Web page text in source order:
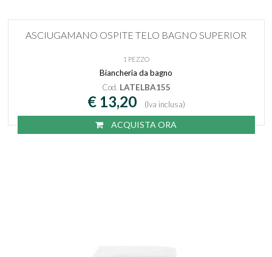
ASCIUGAMANO OSPITE TELO BAGNO SUPERIOR
1 PEZZO
Biancheria da bagno
Cod. LATELBA155
€ 13,20 (Iva inclusa)
ACQUISTA ORA